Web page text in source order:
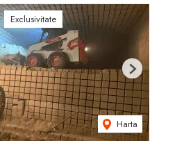
Exclusivitate
Harta
Next